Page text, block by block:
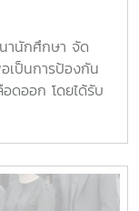
านักศึกษา จัด
เป็นการป้องกัน
อดออก โดยได้รับ
าะพันธุ์ยุงลาย
รถรับนักศึกษาจาก